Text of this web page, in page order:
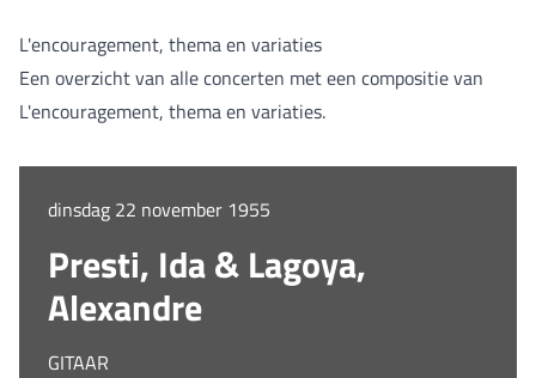
L'encouragement, thema en variaties
Een overzicht van alle concerten met een compositie van
L'encouragement, thema en variaties.
dinsdag 22 november 1955
Presti, Ida & Lagoya,
Alexandre
GITAAR